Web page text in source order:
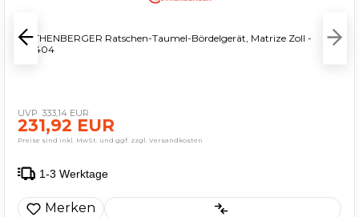
ROTHENBERGER Ratschen-Taumel-Bördelgerät, Matrize Zoll -
222404
333,14 EUR
231,92 EUR
Preise sind inkl. MwSt. und ggf. zzgl. Versandkosten
1-3 Werktage
Merken